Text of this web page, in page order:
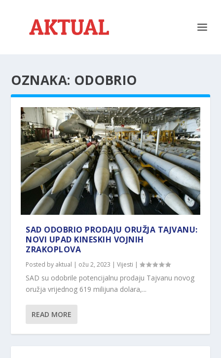
OZNAKA: ODOBRIO
SAD ODOBRIO PRODAJU ORUŽJA TAJVANU:
NOVI UPAD KINESKIH VOJNIH
ZRAKOPLOVA
Posted by aktual | ožu 2, 2023 |Vijesti |
SAD su odobrile potencijalnu prodaju Tajvanu novog
oružja vrijednog 619 milijuna dolara,...
READ MORE